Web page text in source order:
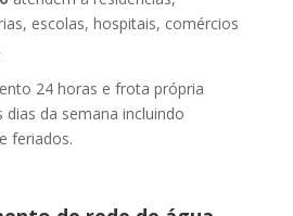
escolas, hospitais, comércios
24 horas e frota própria
da semana incluindo
feriados.